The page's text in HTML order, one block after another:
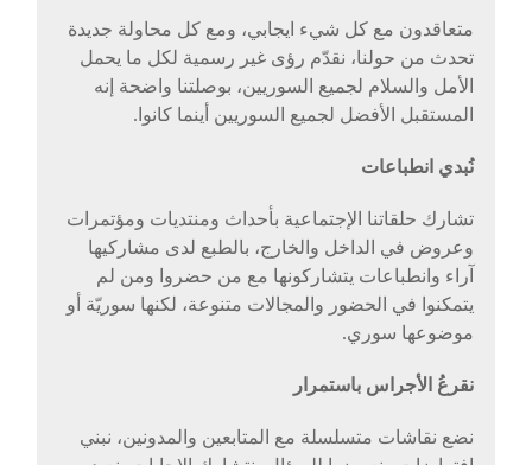
متعاقدون مع كل شيء ايجابي، ومع كل محاولة جديدة
تحدث من حولنا، نقدّم رؤى غير رسمية لكل ما يحمل
الأمل والسلام لجميع السوريين، بوصلتنا واضحة إنه
المستقبل الأفضل لجميع السوريين أينما كانوا.
نُبدي انطباعات
تشارك حلقاتنا الإجتماعية بأحداث ومنتديات ومؤتمرات
وعروض في الداخل والخارج، بالطبع لدى مشاركيها
آراء وانطباعات يتشاركونها مع من حضروا ومن لم
يتمكنوا في الحضور والمجالات متنوعة، لكنها سوريّة أو
موضوعها سوري.
نقرعُ الأجراس باستمرار
نضع نقاشات متسلسلة مع المتابعين والمدونين، نبني